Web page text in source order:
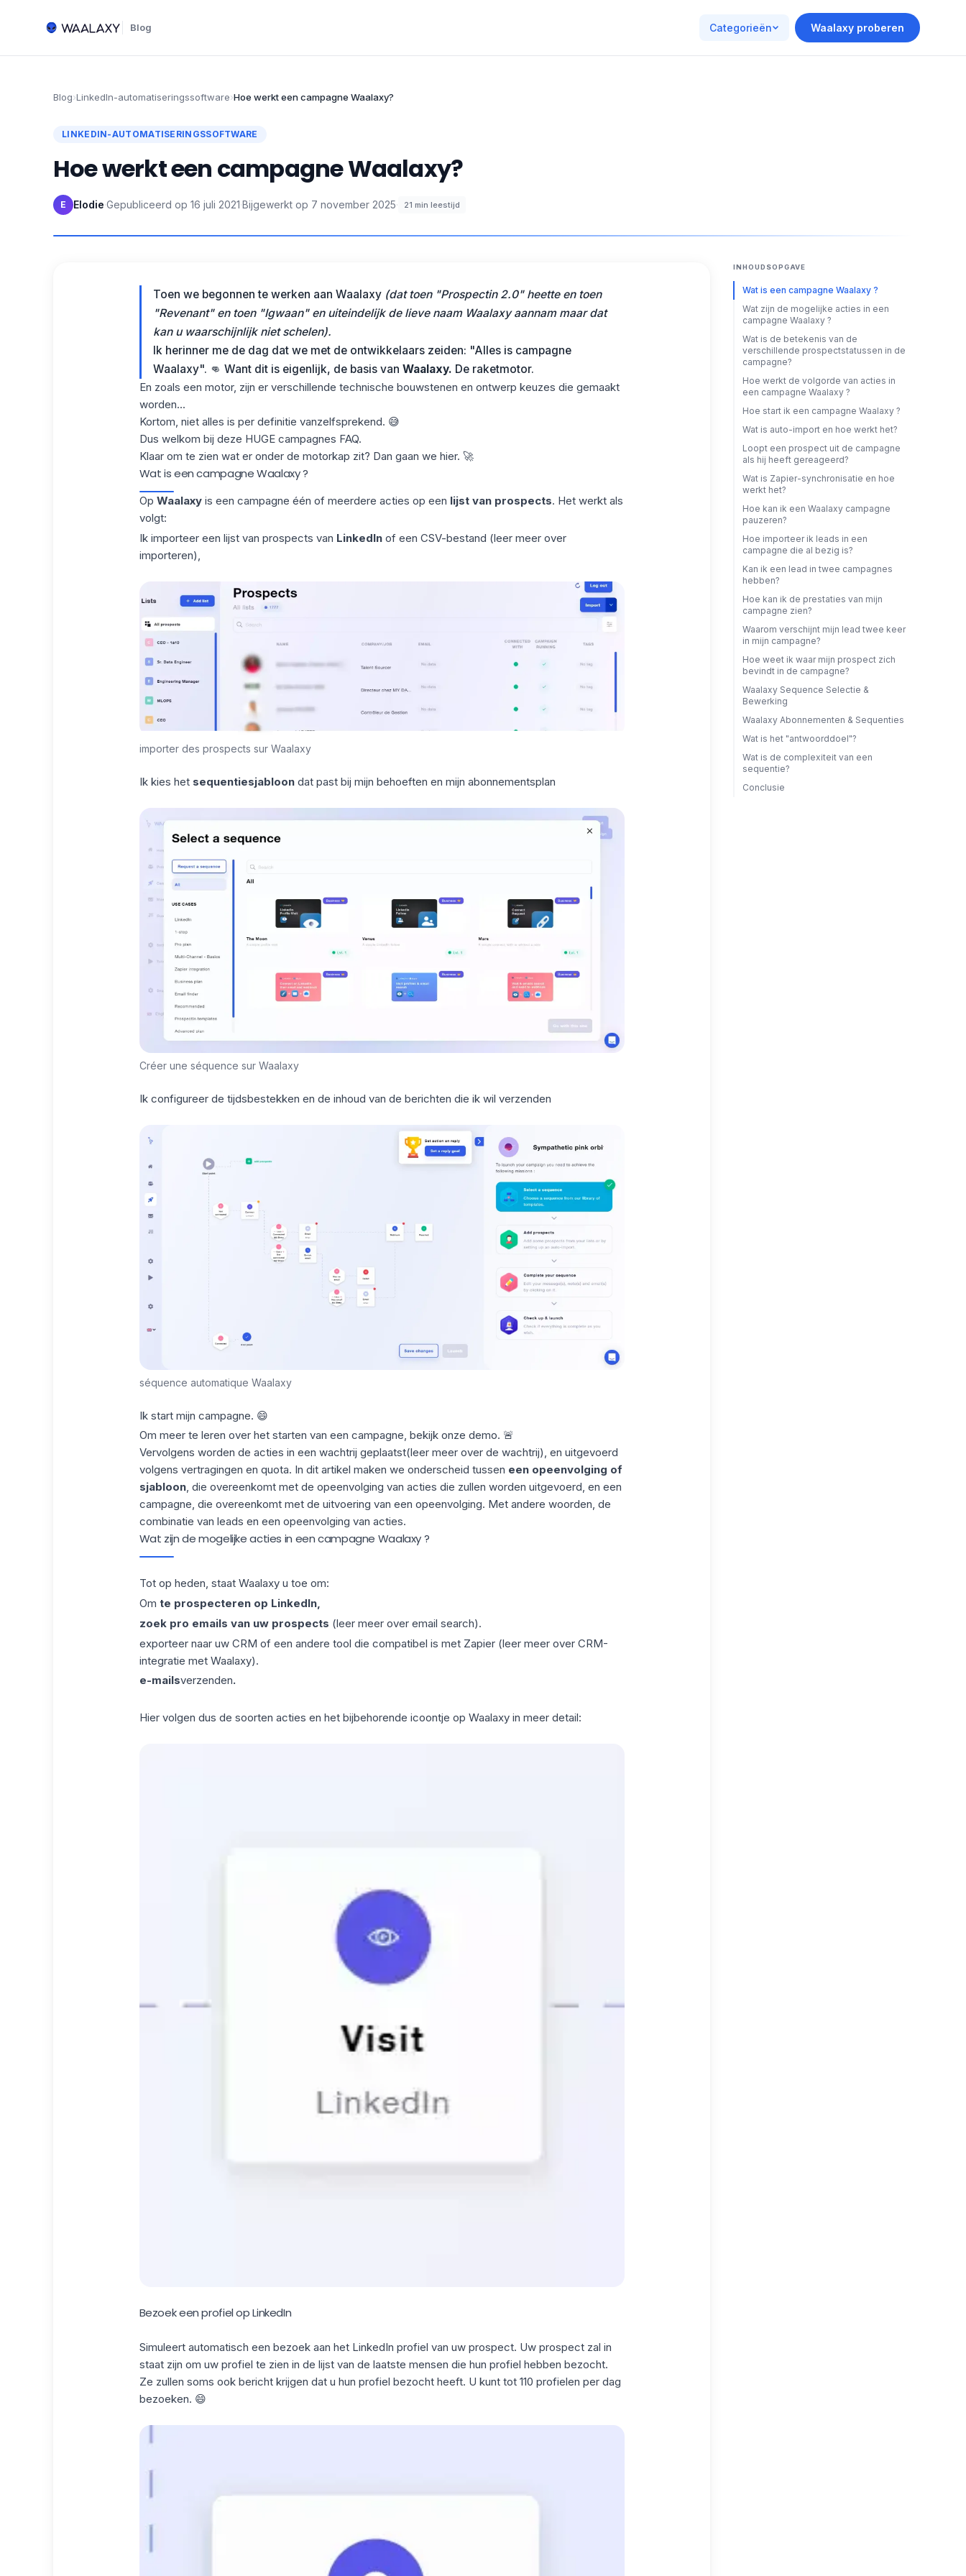
Blog Categorieën Waalaxy proberen
Blog›LinkedIn-automatiseringssoftware›Hoe werkt een campagne Waalaxy?
LINKEDIN-AUTOMATISERINGSSOFTWARE
Hoe werkt een campagne Waalaxy?
E Elodie·Gepubliceerd op 16 juli 2021·Bijgewerkt op 7 november 2025· 21 min leestijd
Toen we begonnen te werken aan Waalaxy (dat toen "Prospectin 2.0" heette en toen
"Revenant" en toen "Igwaan" en uiteindelijk de lieve naam Waalaxy aannam maar dat
kan u waarschijnlijk niet schelen).
Ik herinner me de dag dat we met de ontwikkelaars zeiden: "Alles is campagne
Waalaxy". 👊 Want dit is eigenlijk, de basis van Waalaxy. De raketmotor.
En zoals een motor, zijn er verschillende technische bouwstenen en ontwerp keuzes die gemaakt
worden...
Kortom, niet alles is per definitie vanzelfsprekend. 😅
Dus welkom bij deze HUGE campagnes FAQ.
Klaar om te zien wat er onder de motorkap zit? Dan gaan we hier. 🚀
Wat is een campagne Waalaxy ?
Op Waalaxy is een campagne één of meerdere acties op een lijst van prospects. Het werkt als
volgt:
Ik importeer een lijst van prospects van LinkedInof een CSV-bestand (leer meer over
importeren),
importer des prospects sur Waalaxy
Ik kies het sequentiesjabloondat past bij mijn behoeften en mijn abonnementsplan
Créer une séquence sur Waalaxy
Ik configureer de tijdsbestekken en de inhoud van de berichten die ik wil verzenden
séquence automatique Waalaxy
Ik start mijn campagne. 😄
Om meer te leren over het starten van een campagne, bekijk onze demo. 🚨
Vervolgens worden de acties in een wachtrij geplaatst(leer meer over de wachtrij), en uitgevoerd
volgens vertragingen en quota. In dit artikel maken we onderscheid tussen een opeenvolging of
sjabloon, die overeenkomt met de opeenvolging van acties die zullen worden uitgevoerd, en een
campagne, die overeenkomt met de uitvoering van een opeenvolging. Met andere woorden, de
combinatie van leads en een opeenvolging van acties.
Wat zijn de mogelijke acties in een campagne Waalaxy ?
Tot op heden, staat Waalaxyu toe om:
Om te prospecteren op LinkedIn,
zoek pro emails van uw prospects (leer meer over email search).
exporteer naar uw CRM of een andere tool die compatibel is met Zapier (leer meer over CRM-
integratie met Waalaxy).
e-mailsverzenden.
Hier volgen dus de soorten acties en het bijbehorende icoontje op Waalaxy in meer detail:
Bezoek een profiel op LinkedIn
Simuleert automatisch een bezoek aan het LinkedIn profiel van uw prospect. Uw prospect zal in
staat zijn om uw profiel te zien in de lijst van de laatste mensen die hun profiel hebben bezocht.
Ze zullen soms ook bericht krijgen dat u hun profiel bezocht heeft. U kunt tot 110 profielen per dag
bezoeken. 😄
INHOUDSOPGAVE
Wat is een campagne Waalaxy ?
Wat zijn de mogelijke acties in een
campagne Waalaxy ?
Wat is de betekenis van de
verschillende prospectstatussen in de
campagne?
Hoe werkt de volgorde van acties in
een campagne Waalaxy ?
Hoe start ik een campagne Waalaxy ?
Wat is auto-import en hoe werkt het?
Loopt een prospect uit de campagne
als hij heeft gereageerd?
Wat is Zapier-synchronisatie en hoe
werkt het?
Hoe kan ik een Waalaxy campagne
pauzeren?
Hoe importeer ik leads in een
campagne die al bezig is?
Kan ik een lead in twee campagnes
hebben?
Hoe kan ik de prestaties van mijn
campagne zien?
Waarom verschijnt mijn lead twee keer
in mijn campagne?
Hoe weet ik waar mijn prospect zich
bevindt in de campagne?
Waalaxy Sequence Selectie &
Bewerking
Waalaxy Abonnementen & Sequenties
Wat is het "antwoorddoel"?
Wat is de complexiteit van een
sequentie?
Conclusie